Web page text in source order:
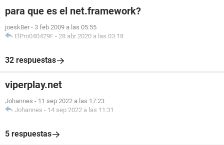
para que es el net.framework?
joesk8er - 3 feb 2009 a las 05:55
ElPro040429F - 28 abr 2020 a las 03:18
32 respuestas
viperplay.net
Johannes - 11 sep 2022 a las 17:23
Johannes - 14 sep 2022 a las 11:31
5 respuestas